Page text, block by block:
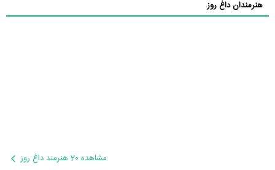
هنرمندان داغ روز
مشاهده 20 هنرمند داغ روز